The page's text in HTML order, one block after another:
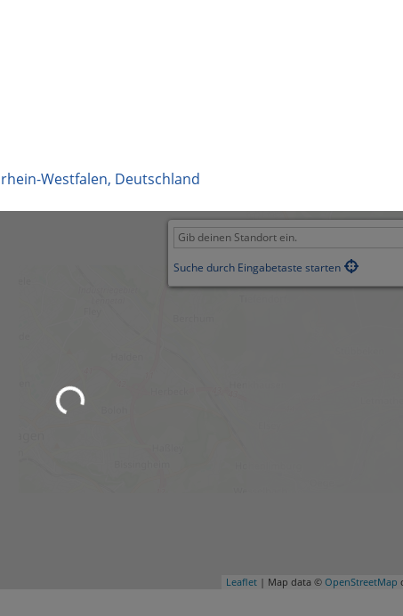
Westfalen, Deutschland
Suche durch Eingabetaste starten
Leaflet | Map data © OpenStreetMap